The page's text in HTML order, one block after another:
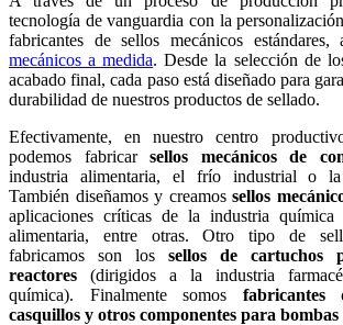
tecnología de vanguardia con la
fabricantes de sellos mecánicos
mecánicos a medida. Desde la selección de
acabado final, cada paso está diseñado para
durabilidad de nuestros productos de sellado.
Efectivamente, en nuestro centro
podemos fabricarsellos mecánicos de
industria alimentaria, el frío industrial o
También diseñamos y creamos sellos
aplicaciones críticas de la industria
alimentaria, entre otras. Otro tipo de
fabricamos son los sellos de cartuchos
reactores (dirigidos a la industria
química). Finalmente somos fabricantes
casquillos y otros componentes para